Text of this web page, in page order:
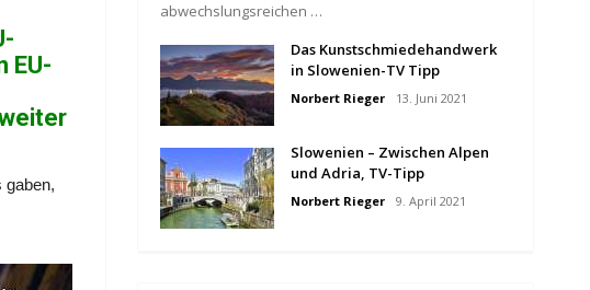
EU-
gaben,
abwechslungsreichen …
Das Kunstschmiedehandwerk
in Slowenien-TV Tipp
Norbert Rieger 13. Juni 2021
Slowenien – Zwischen Alpen
und Adria, TV-Tipp
Norbert Rieger 9. April 2021